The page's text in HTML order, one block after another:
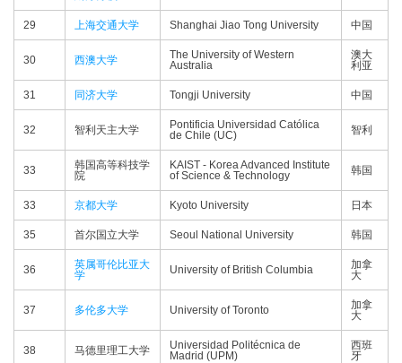
29 上海交通大学 Shanghai Jiao Tong University 中国
30 西澳大学
The University of Western
Australia
澳大
利亚
31 同济大学 Tongji University 中国
32 智利天主大学
Pontificia Universidad Católica
de Chile (UC)
智利
33
韩国高等科技学
院
KAIST - Korea Advanced Institute
of Science & Technology
韩国
33 京都大学 Kyoto University 日本
35 首尔国立大学 Seoul National University 韩国
36
英属哥伦比亚大
学
University of British Columbia
加拿
大
37 多伦多大学 University of Toronto
加拿
大
38 马德里理工大学
Universidad Politécnica de
Madrid (UPM)
西班
牙